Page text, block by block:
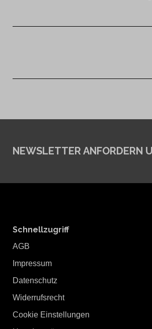
NEWSLETTER ANFORDERN
Schnellzugriff
AGB
Impressum
Datenschutz
Widerrufsrecht
Cookie Einstellungen